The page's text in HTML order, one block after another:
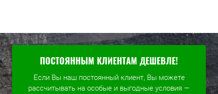
ПОСТОЯННЫМ КЛИЕНТАМ ДЕШЕВЛЕ!
Если Вы наш постоянный клиент, Вы можете
рассчитывать на особые и выгодные условия —